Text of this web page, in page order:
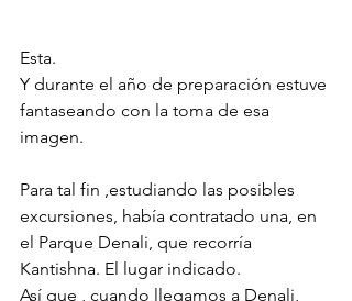
Esta.
Y durante el año de preparación estuve
fantaseando con la toma de esa
imagen.
Para tal fin ,estudiando las posibles
excursiones, había contratado una, en
el Parque Denali, que recorría
Kantishna. El lugar indicado.
Así que , cuando llegamos a Denali,